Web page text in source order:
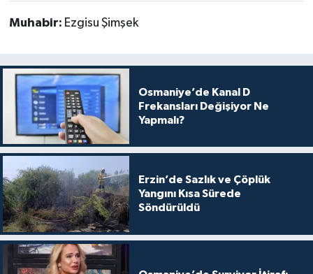
Muhabir: Ezgisu Şimşek
Osmaniye’de Kanal D
Frekansları Değişiyor Ne
Yapmalı?
Erzin’de Sazlık ve Çöplük
Yangını Kısa Sürede
Söndürüldü